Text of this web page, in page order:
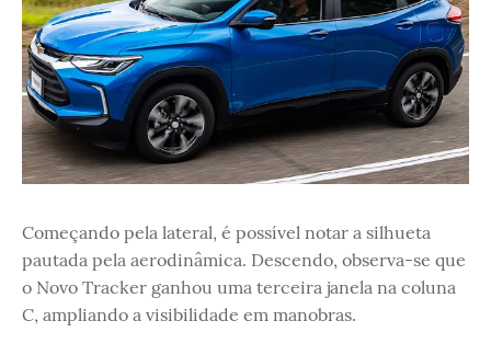
Começando pela lateral, é possível notar a silhueta
pautada pela aerodinâmica. Descendo, observa-se que
o Novo Tracker ganhou uma terceira janela na coluna
C, ampliando a visibilidade em manobras.